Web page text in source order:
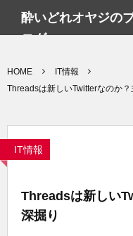
酔いどれオヤジの
ログwp
HOME
IT情報
Threadsは新しいTwitterなのか？
IT情報
Threadsは新しい
深掘り